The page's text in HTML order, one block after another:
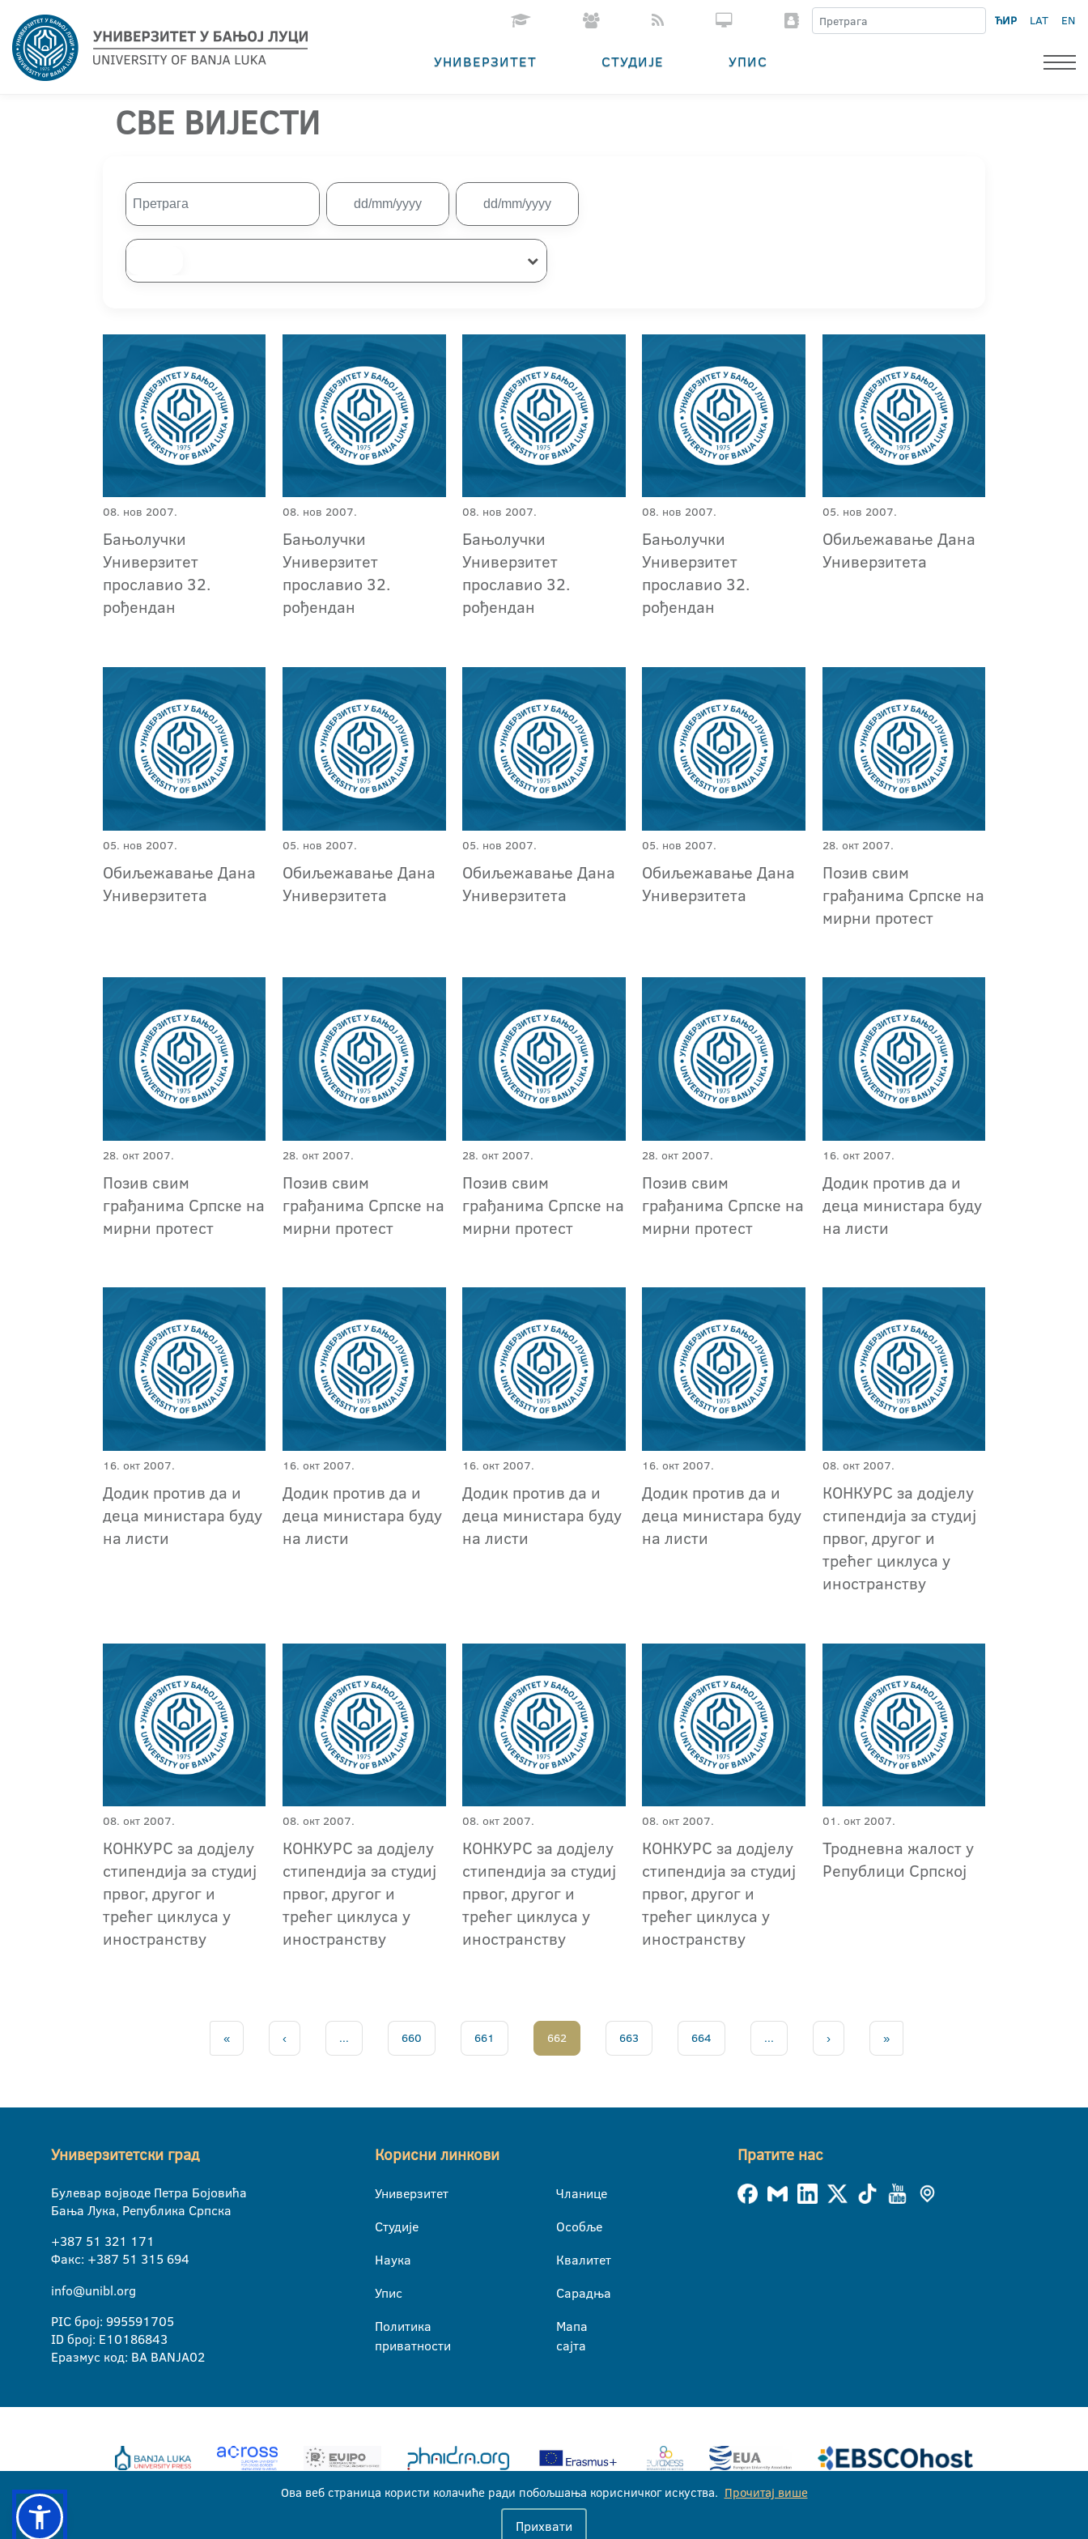
ЋИР LAT EN
УНИВЕРЗИТЕТ СТУДИЈЕ УПИС
СВЕ ВИЈЕСТИ
08. нов 2007.
Бањолучки
Универзитет
прославио 32.
рођендан
08. нов 2007.
Бањолучки
Универзитет
прославио 32.
рођендан
08. нов 2007.
Бањолучки
Универзитет
прославио 32.
рођендан
08. нов 2007.
Бањолучки
Универзитет
прославио 32.
рођендан
05. нов 2007.
Обиљежавање Дана
Универзитета
05. нов 2007.
Обиљежавање Дана
Универзитета
05. нов 2007.
Обиљежавање Дана
Универзитета
05. нов 2007.
Обиљежавање Дана
Универзитета
05. нов 2007.
Обиљежавање Дана
Универзитета
28. окт 2007.
Позив свим
грађанима Српске на
мирни протест
28. окт 2007.
Позив свим
грађанима Српске на
мирни протест
28. окт 2007.
Позив свим
грађанима Српске на
мирни протест
28. окт 2007.
Позив свим
грађанима Српске на
мирни протест
28. окт 2007.
Позив свим
грађанима Српске на
мирни протест
16. окт 2007.
Додик против да и
деца министара буду
на листи
16. окт 2007.
Додик против да и
деца министара буду
на листи
16. окт 2007.
Додик против да и
деца министара буду
на листи
16. окт 2007.
Додик против да и
деца министара буду
на листи
16. окт 2007.
Додик против да и
деца министара буду
на листи
08. окт 2007.
КОНКУРС за додјелу
стипендија за студиј
првог, другог и
трећег циклуса у
иностранству
08. окт 2007.
КОНКУРС за додјелу
стипендија за студиј
првог, другог и
трећег циклуса у
иностранству
08. окт 2007.
КОНКУРС за додјелу
стипендија за студиј
првог, другог и
трећег циклуса у
иностранству
08. окт 2007.
КОНКУРС за додјелу
стипендија за студиј
првог, другог и
трећег циклуса у
иностранству
08. окт 2007.
КОНКУРС за додјелу
стипендија за студиј
првог, другог и
трећег циклуса у
иностранству
01. окт 2007.
Тродневна жалост у
Републици Српској
« ‹ ... 660 661 662 663 664 ... › »
Универзитетски град
Булевар војводе Петра Бојовића
Бања Лука, Република Српска
+387 51 321 171
Факс: +387 51 315 694
info@unibl.org
PIC број: 995591705
ID број: E10186843
Еразмус код: BA BANJA02
Корисни линкови
Универзитет
Студије
Наука
Упис
Политика
приватности
Чланице
Особље
Квалитет
Сарадња
Мапа
сајта
Пратите нас
Сва права задржана
Ова веб страница користи колачиће ради побољшања корисничког искуства. Прочитај више
Прихвати